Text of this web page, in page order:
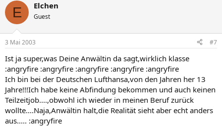
E Elchen
Guest
3 Mai 2003 #7
Ist ja super,was Deine Anwältin da sagt,wirklich klasse
:angryfire :angryfire :angryfire :angryfire :angryfire
Ich bin bei der Deutschen Lufthansa,von den Jahren her 13
Jahre!!!Ich habe keine Abfindung bekommen und auch keinen
Teilzeitjob....,obwohl ich wieder in meinen Beruf zurück
wollte....Naja,Anwältin halt,die Realität sieht aber echt anders
aus..... :angryfire